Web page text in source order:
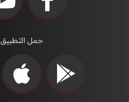
حمل التطبيق